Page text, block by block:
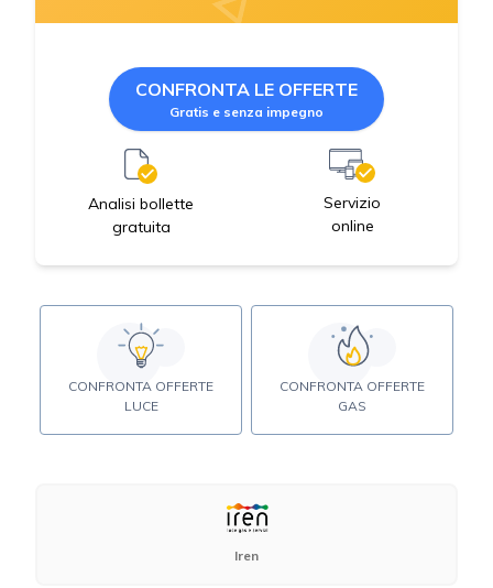
CONFRONTA LE OFFERTE
Gratis e senza impegno
Analisi bollette
gratuita
Servizio
online
CONFRONTA OFFERTE
LUCE
CONFRONTA OFFERTE
GAS
Iren